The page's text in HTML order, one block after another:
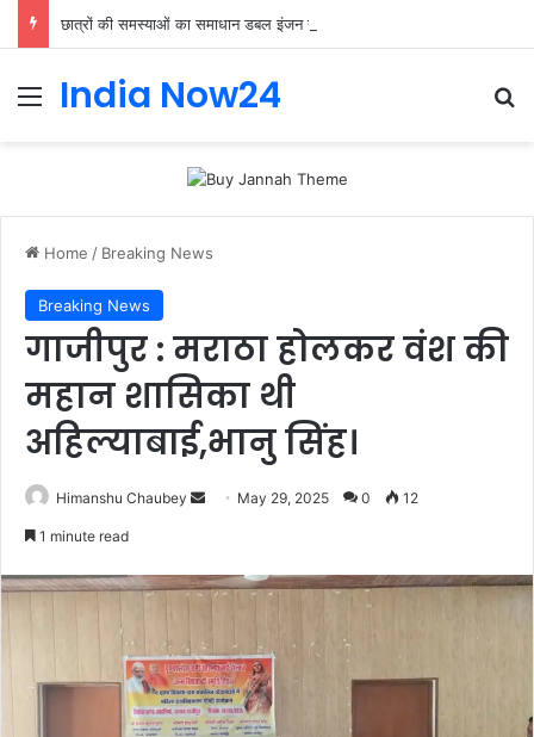
India Now24
Home / Breaking News
Breaking News
गाजीपुर : मराठा होलकर वंश की
महान शासिका थी
अहिल्याबाई,भानु सिंह।
Himanshu Chaubey May 29, 2025 0 12
1 minute read